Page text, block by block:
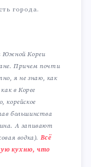
города.
Южной Кореи
Причем почти
я не знаю, как
в Корее
корейское
большинства
А запивают
водка). Всё
кухню, что